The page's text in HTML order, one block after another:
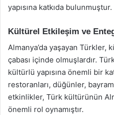
yapısına katkıda bulunmuştur.
Kültürel Etkileşim ve
Almanya’da yaşayan
çabası içinde olmuşlardır.
kültürlü yapısına önemli bir
restoranları, düğünler,
etkinlikler, Türk kültürünün
önemli rol oynamıştır.